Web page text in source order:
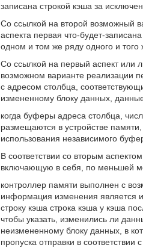
записана строкой кэша за
Со ссылкой на второй возможный
аспекта первая что-будет-
одном и том же ряду одного и того
Со ссылкой на первый аспект или
возможном варианте реализации
с адресом столбца,
измененному блоку данных,
когда буферы адреса столбца,
размещаются в устройстве
использования независимого
В соответствии со вторым
включающую в себя, по меньшей
контроллер памяти выполнен с
информация изменения является
строку кэша строка кэша у кэша
чтобы указать, изменились ли
неизмененному блоку данных, в
пропуска отправки в